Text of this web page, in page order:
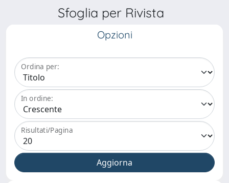
Sfoglia per Rivista
Opzioni
Ordina per:
In ordine:
Risultati/Pagina